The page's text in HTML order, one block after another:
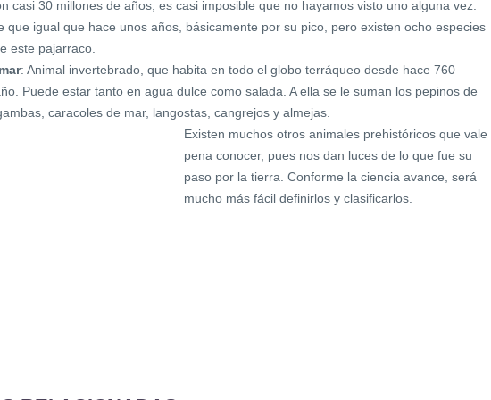
casi 30 millones de años, es casi imposible que no hayamos visto uno alguna vez.
que igual que hace unos años, básicamente por su pico, pero existen ocho especies
este pajarraco.
: Animal invertebrado, que habita en todo el globo terráqueo desde hace 760
Puede estar tanto en agua dulce como salada. A ella se le suman los pepinos de
caracoles de mar, langostas, cangrejos y almejas.
Existen muchos otros animales prehistóricos que vale
pena conocer, pues nos dan luces de lo que fue su
paso por la tierra. Conforme la ciencia avance, será
mucho más fácil definirlos y clasificarlos.